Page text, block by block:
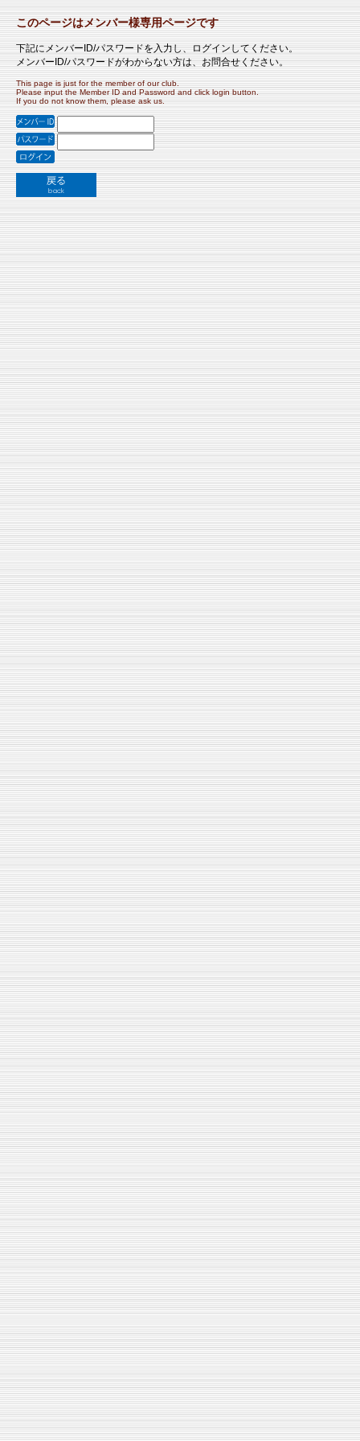
このページはメンバー様専用ページです
下記にメンバーID/パスワードを入力し、ログインしてください。
メンバーID/パスワードがわからない方は、お問合せください。
This page is just for the member of our club.
Please input the Member ID and Password and click login button.
If you do not know them, please ask us.